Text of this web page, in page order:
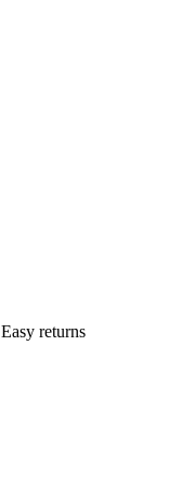
Easy returns